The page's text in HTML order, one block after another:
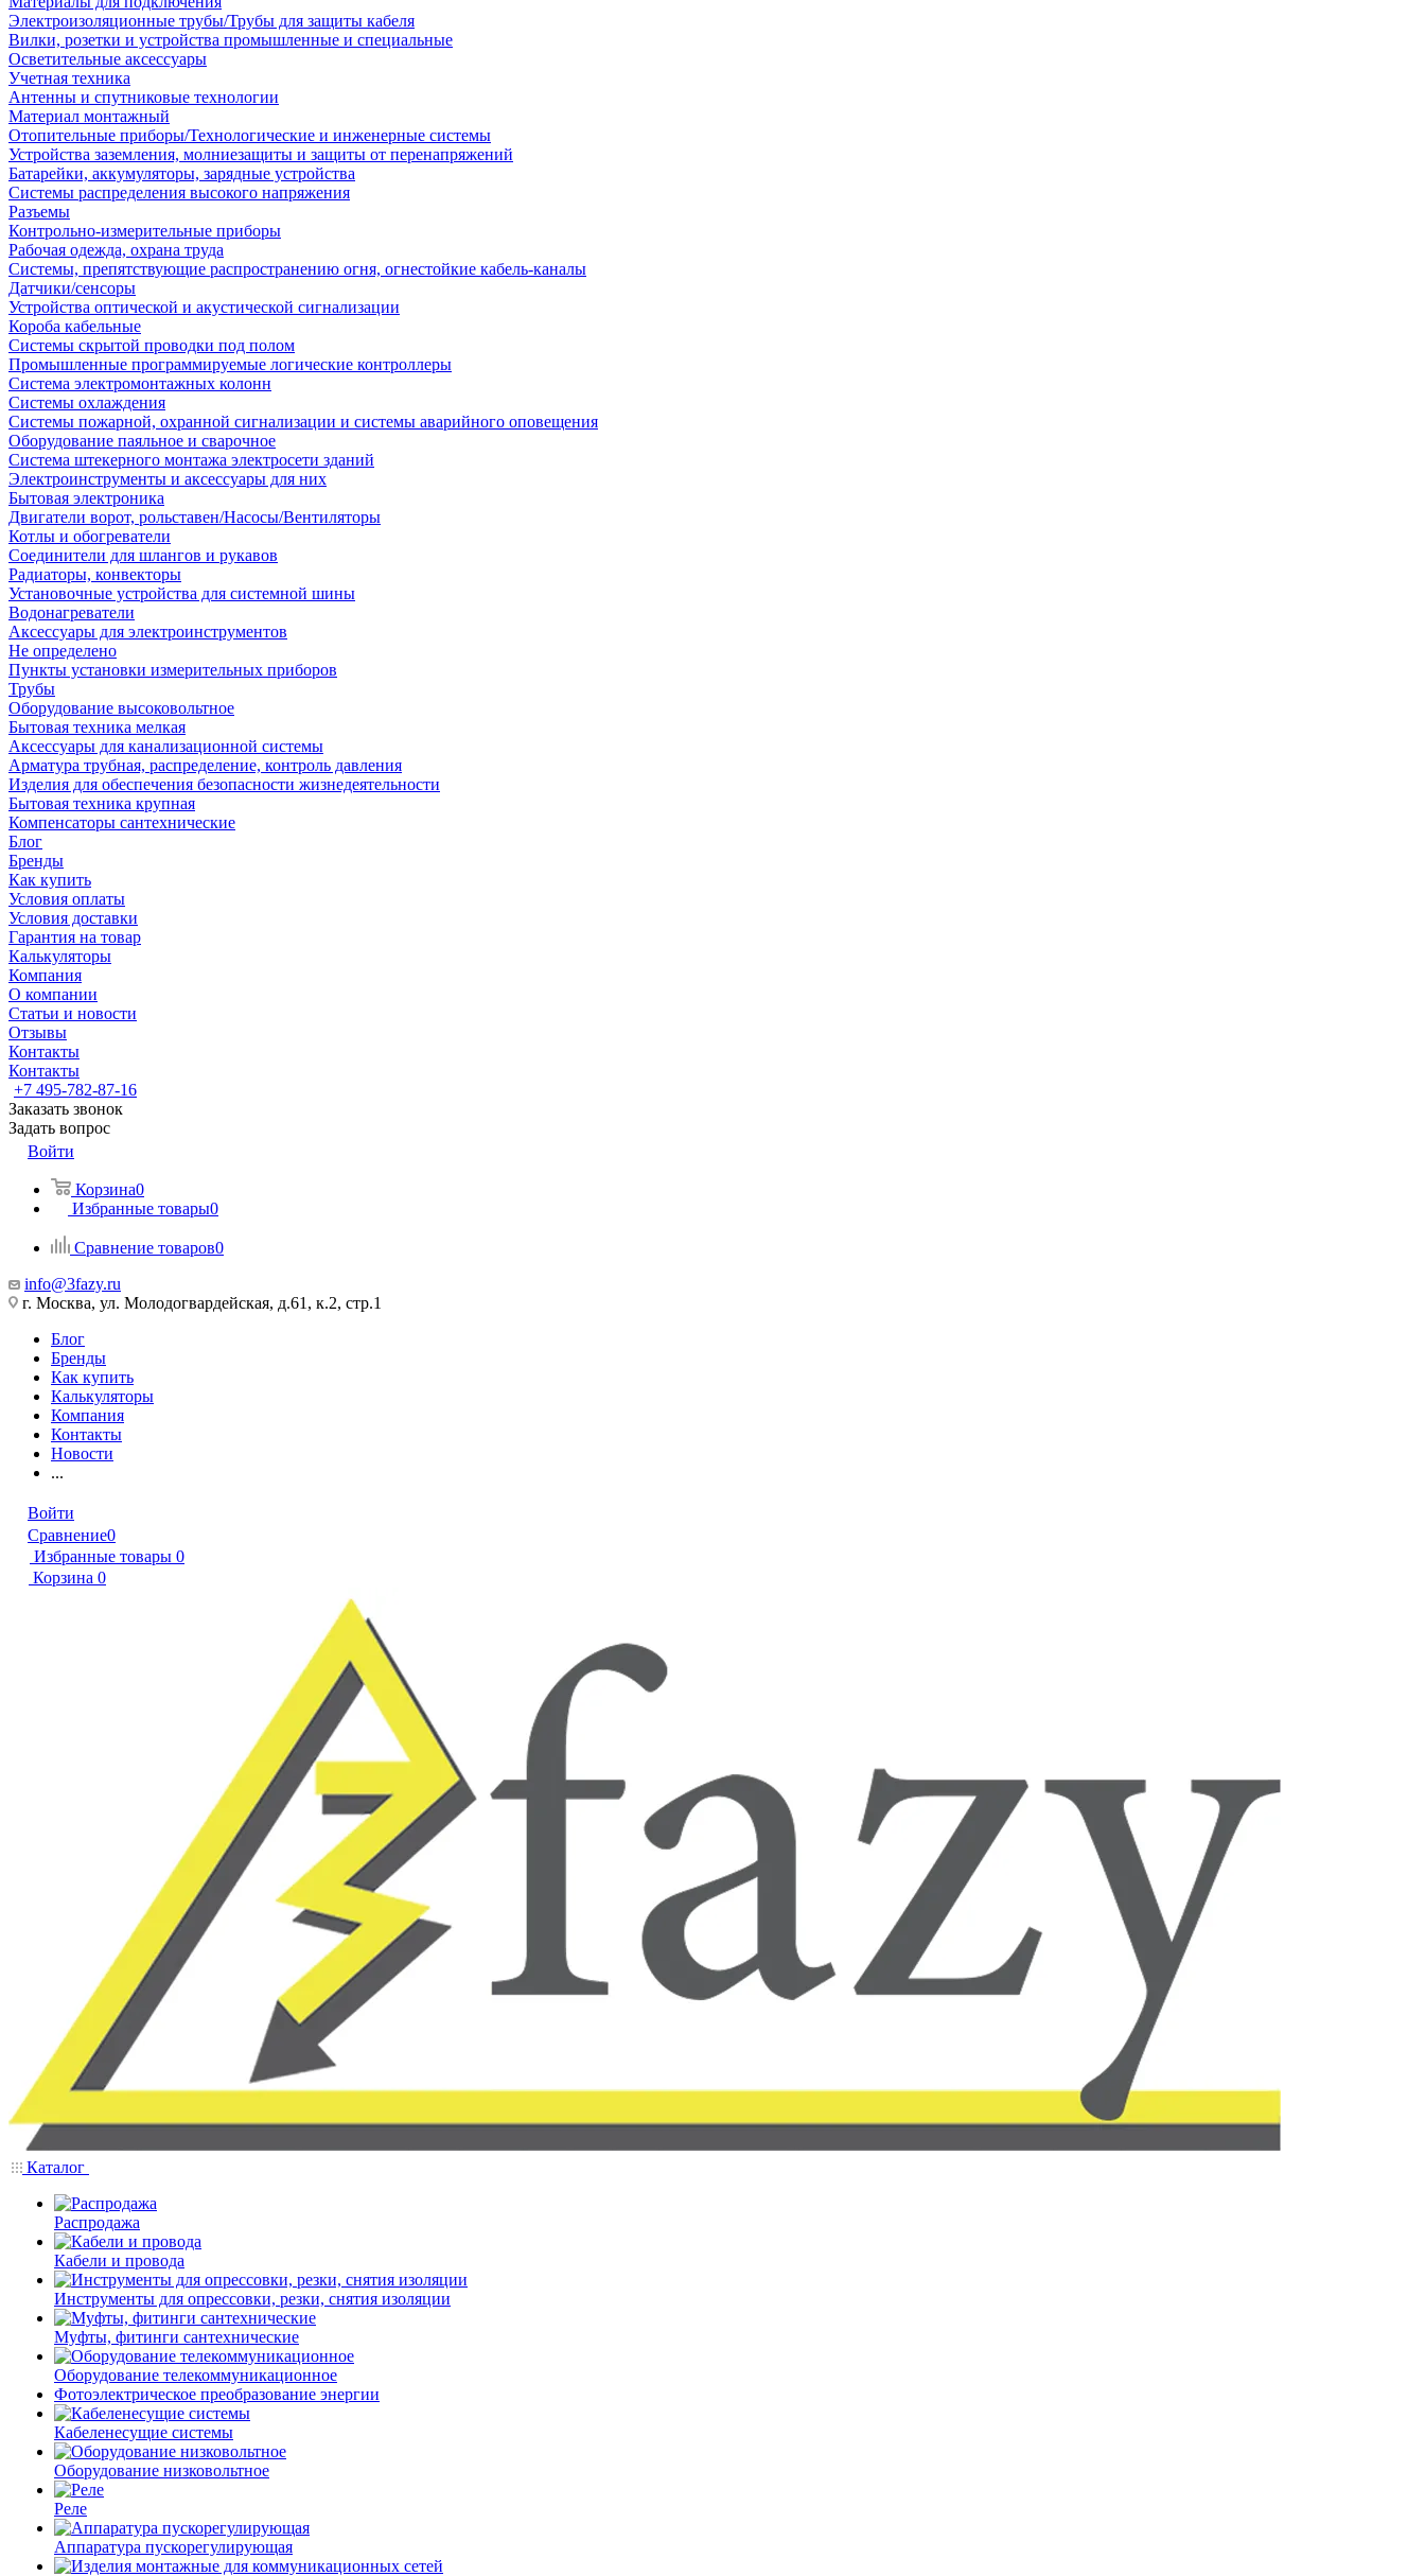
Электроизоляционные трубы/Трубы для защиты кабеля
Вилки, розетки и устройства промышленные и специальные
Осветительные аксессуары
Учетная техника
Антенны и спутниковые технологии
Материал монтажный
Отопительные приборы/Технологические и инженерные системы
Устройства заземления, молниезащиты и защиты от перенапряжений
Батарейки, аккумуляторы, зарядные устройства
Системы распределения высокого напряжения
Разъемы
Контрольно-измерительные приборы
Рабочая одежда, охрана труда
Системы, препятствующие распространению огня, огнестойкие кабель-каналы
Датчики/сенсоры
Устройства оптической и акустической сигнализации
Короба кабельные
Системы скрытой проводки под полом
Промышленные программируемые логические контроллеры
Система электромонтажных колонн
Системы охлаждения
Системы пожарной, охранной сигнализации и системы аварийного оповещения
Оборудование паяльное и сварочное
Система штекерного монтажа электросети зданий
Электроинструменты и аксессуары для них
Бытовая электроника
Двигатели ворот, рольставен/Насосы/Вентиляторы
Котлы и обогреватели
Соединители для шлангов и рукавов
Радиаторы, конвекторы
Установочные устройства для системной шины
Водонагреватели
Аксессуары для электроинструментов
Не определено
Пункты установки измерительных приборов
Трубы
Оборудование высоковольтное
Бытовая техника мелкая
Аксессуары для канализационной системы
Арматура трубная, распределение, контроль давления
Изделия для обеспечения безопасности жизнедеятельности
Бытовая техника крупная
Компенсаторы сантехнические
Блог
Бренды
Как купить
Условия оплаты
Условия доставки
Гарантия на товар
Калькуляторы
Компания
О компании
Статьи и новости
Отзывы
Контакты
Контакты
+7 495-782-87-16
Заказать звонок
Задать вопрос
Войти
Корзина0
Избранные товары0
Сравнение товаров0
info@3fazy.ru
г. Москва, ул. Молодогвардейская, д.61, к.2, стр.1
Блог
Бренды
Как купить
Калькуляторы
Компания
Контакты
Новости
...
Войти
Сравнение0
Избранные товары 0
Корзина 0
Каталог
Распродажа
Кабели и провода
Инструменты для опрессовки, резки, снятия изоляции
Муфты, фитинги сантехнические
Оборудование телекоммуникационное
Фотоэлектрическое преобразование энергии
Кабеленесущие системы
Оборудование низковольтное
Реле
Аппаратура пускорегулирующая